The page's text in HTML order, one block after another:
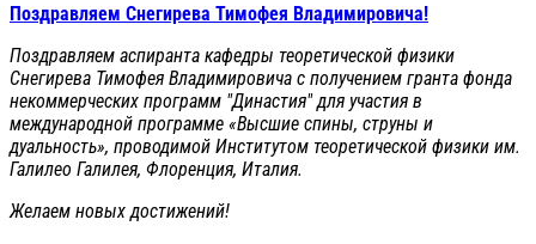
Поздравляем Снегирева Тимофея Владимировича!
Поздравляем аспиранта кафедры теоретической физики
Снегирева Тимофея Владимировича с получением гранта фонда
некоммерческих программ "Династия" для участия в
международной программе «Высшие спины, струны и
дуальность», проводимой Институтом теоретической физики им.
Галилео Галилея, Флоренция, Италия.
Желаем новых достижений!